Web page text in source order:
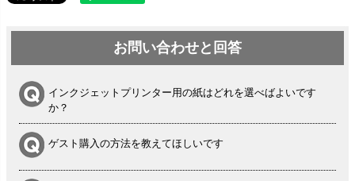
お問い合わせと回答
インクジェットプリンター用の紙はどれを選べばよいです
か？
ゲスト購入の方法を教えてほしいです